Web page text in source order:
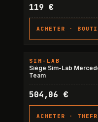
119 €
ACHETER ·
RUPTURE
SIM-LAB
Siège Sim-Lab
Team
504,06 €
ACHETER ·